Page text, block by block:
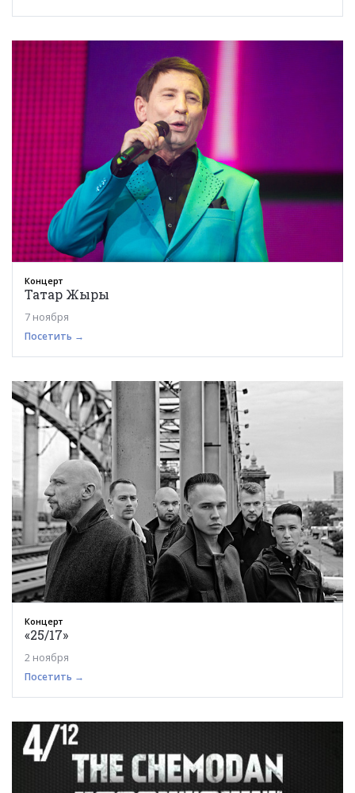
Концерт
Татар Жыры
7 ноября
Посетить →
Концерт
«25/17»
2 ноября
Посетить →